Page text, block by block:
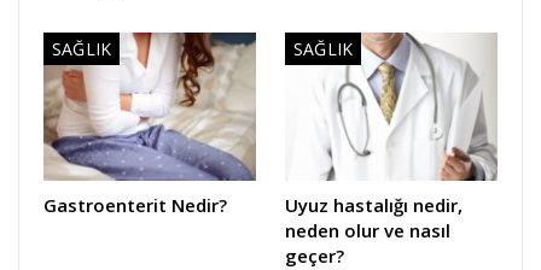
SAĞLIK
Gastroenterit Nedir?
SAĞLIK
Uyuz hastalığı nedir,
neden olur ve nasıl
geçer?